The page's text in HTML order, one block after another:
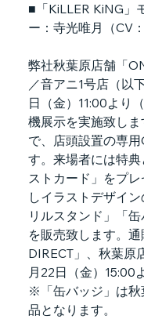
■「KiLLER KiNG」
ー：寺光唯月（CV
弊社秋葉原店舗「
／音アニ1号店（以
日（金）11:00より
機展示を実施致し
で、店頭設置の専
す。来場者には特
ストカード」をプ
しイラストデザイ
リルスタンド」「
を販売致します。
DIRECT」、秋葉原
月22日（金）15:00
※「缶バッジ」は秋
品となります。